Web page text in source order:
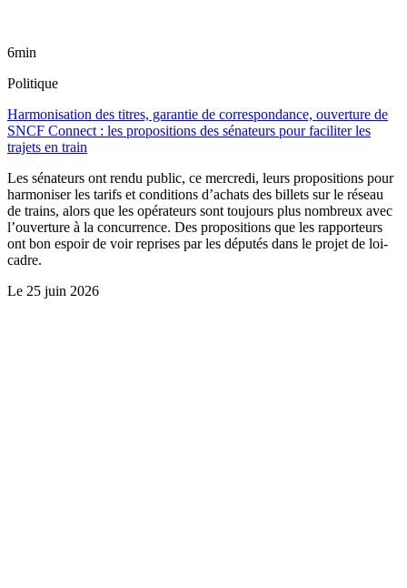
6min
Politique
Harmonisation des titres, garantie de correspondance, ouverture de
SNCF Connect : les propositions des sénateurs pour faciliter les
trajets en train
Les sénateurs ont rendu public, ce mercredi, leurs propositions pour
harmoniser les tarifs et conditions d’achats des billets sur le réseau
de trains, alors que les opérateurs sont toujours plus nombreux avec
l’ouverture à la concurrence. Des propositions que les rapporteurs
ont bon espoir de voir reprises par les députés dans le projet de loi-
cadre.
Le 25 juin 2026